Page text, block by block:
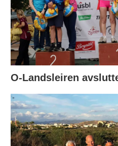
O-Landsleiren